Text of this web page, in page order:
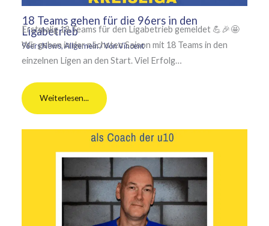
18 Teams gehen für die 96ers in den
Ligabetrieb
96ers News,Allgemein/ VonVincent
Erstmalig 18 Teams für den Ligabetrieb gemeldet 💪🎉🤩
Wir gehen in der nächsten Saison mit 18 Teams in den
einzelnen Ligen an den Start. Viel Erfolg…
Weiterlesen...